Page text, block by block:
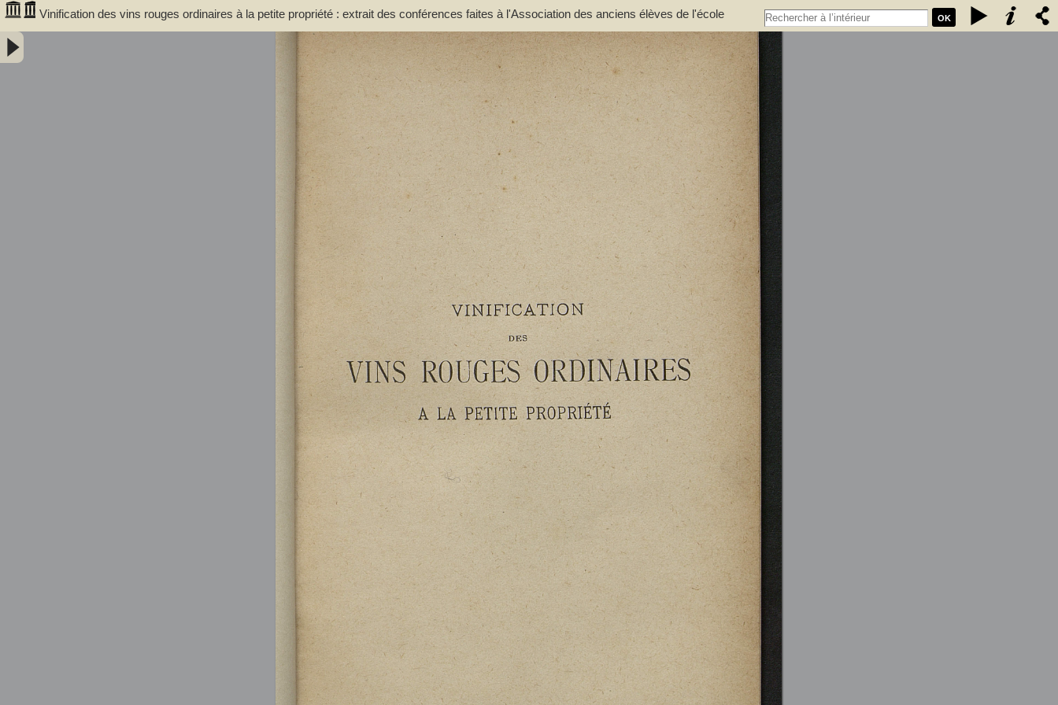
OK
Vinification des vins rouges ordinaires à la petite propriété : extrait des conférences faites à l'Association des anciens élèves de l'école
communale de Portet (Haute-Garonne) / par A. Lacassagne,... - Lacassagne, A.. Auteur